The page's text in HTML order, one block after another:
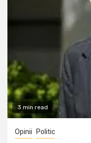
3 min read
Opinii Politic